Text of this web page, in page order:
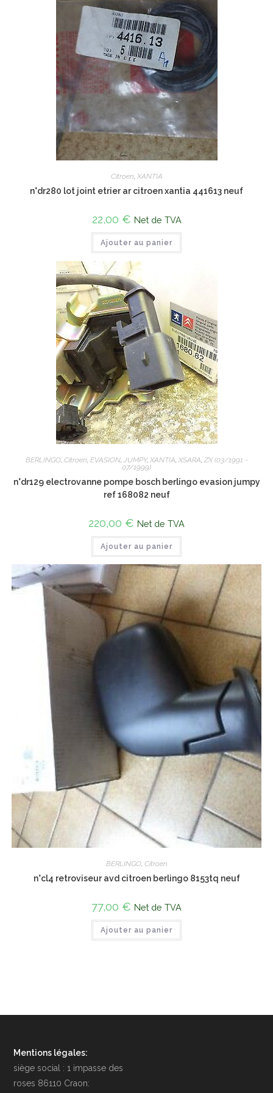
Citroen, XANTIA
n°dr280 lot joint etrier ar citroen xantia 441613 neuf
22,00 € Net de TVA
Ajouter au panier
BERLINGO, Citroen EVASION, JUMPY, XANTIA XSARA ZX (03/1991 -
07/1999)
n°dr129 electrovanne pompe bosch berlingo evasion jumpy
ref 168082 neuf
220,00 € Net de TVA
Ajouter au panier
BERLINGO, Citroen
n°cl4 retroviseur avd citroen berlingo 8153tq neuf
77,00 € Net de TVA
Ajouter au panier
Mentions légales:
siège social : 1 impasse des
roses 86110 Craon: